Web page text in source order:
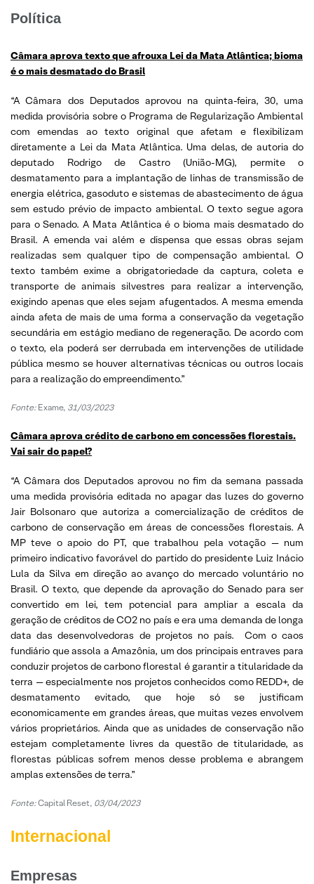
Política
Câmara aprova texto que afrouxa Lei da Mata Atlântica; bioma
é o mais desmatado do Brasil
“A Câmara dos Deputados aprovou na quinta-feira, 30, uma
medida provisória sobre o Programa de Regularização Ambiental
com emendas ao texto original que afetam e flexibilizam
diretamente a Lei da Mata Atlântica. Uma delas, de autoria do
deputado Rodrigo de Castro (União-MG), permite o
desmatamento para a implantação de linhas de transmissão de
energia elétrica, gasoduto e sistemas de abastecimento de água
sem estudo prévio de impacto ambiental. O texto segue agora
para o Senado. A Mata Atlântica é o bioma mais desmatado do
Brasil. A emenda vai além e dispensa que essas obras sejam
realizadas sem qualquer tipo de compensação ambiental. O
texto também exime a obrigatoriedade da captura, coleta e
transporte de animais silvestres para realizar a intervenção,
exigindo apenas que eles sejam afugentados. A mesma emenda
ainda afeta de mais de uma forma a conservação da vegetação
secundária em estágio mediano de regeneração. De acordo com
o texto, ela poderá ser derrubada em intervenções de utilidade
pública mesmo se houver alternativas técnicas ou outros locais
para a realização do empreendimento.”
Fonte: Exame, 31/03/2023
Câmara aprova crédito de carbono em concessões florestais.
Vai sair do papel?
“A Câmara dos Deputados aprovou no fim da semana passada
uma medida provisória editada no apagar das luzes do governo
Jair Bolsonaro que autoriza a comercialização de créditos de
carbono de conservação em áreas de concessões florestais. A
MP teve o apoio do PT, que trabalhou pela votação — num
primeiro indicativo favorável do partido do presidente Luiz Inácio
Lula da Silva em direção ao avanço do mercado voluntário no
Brasil. O texto, que depende da aprovação do Senado para ser
convertido em lei, tem potencial para ampliar a escala da
geração de créditos de CO2 no país e era uma demanda de longa
data das desenvolvedoras de projetos no país. Com o caos
fundiário que assola a Amazônia, um dos principais entraves para
conduzir projetos de carbono florestal é garantir a titularidade da
terra — especialmente nos projetos conhecidos como REDD+, de
desmatamento evitado, que hoje só se justificam
economicamente em grandes áreas, que muitas vezes envolvem
vários proprietários. Ainda que as unidades de conservação não
estejam completamente livres da questão de titularidade, as
florestas públicas sofrem menos desse problema e abrangem
amplas extensões de terra.”
Fonte:Capital Reset, 03/04/2023
Internacional
Empresas